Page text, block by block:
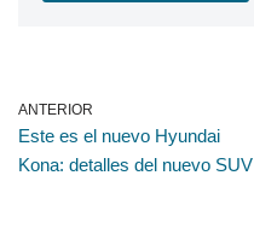
ANTERIOR
Este es el nuevo Hyundai
Kona: detalles del nuevo SUV